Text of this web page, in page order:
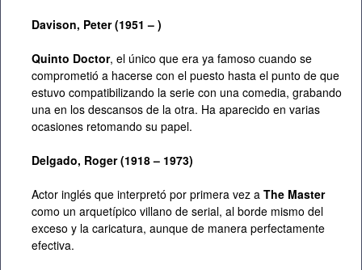
Davison, Peter (1951 – )
Quinto Doctor, el único que era ya famoso cuando se
comprometió a hacerse con el puesto hasta el punto de que
estuvo compatibilizando la serie con una comedia, grabando
una en los descansos de la otra. Ha aparecido en varias
ocasiones retomando su papel.
Delgado, Roger (1918 – 1973)
Actor inglés que interpretó por primera vez a The Master
como un arquetípico villano de serial, al borde mismo del
exceso y la caricatura, aunque de manera perfectamente
efectiva.